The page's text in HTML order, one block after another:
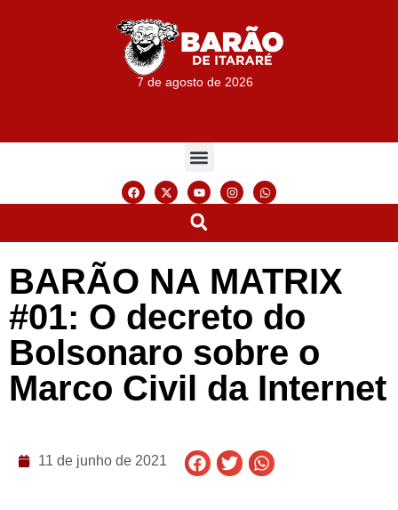
7 de agosto de 2026
BARÃO NA MATRIX
#01: O decreto do
Bolsonaro sobre o
Marco Civil da Internet
11 de junho de 2021